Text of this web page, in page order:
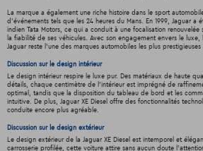
La marque a également une riche histoire dans le sport
d'événements tels que les 24 heures du Mans. En 1999, Jaguar a
indien Tata Motors, ce qui a conduit à une focalisation
la fiabilité de ses véhicules. Avec son engagement envers le
Jaguar reste l'une des marques automobiles les plus
Discussion sur le design intérieur
Le design intérieur respire le luxe pur. Des matériaux de haute
détails, chaque centimètre de l'intérieur est imprégné de
optimal, tandis que la disposition du tableau de bord et les
intuitive. De plus, Jaguar XE Diesel offre des fonctionnalités
conduite encore plus agréable.
Discussion sur le design extérieur
Le design extérieur de la Jaguar XE Diesel est intemporel et
carrosserie profilée, cette voiture attire sans aucun doute